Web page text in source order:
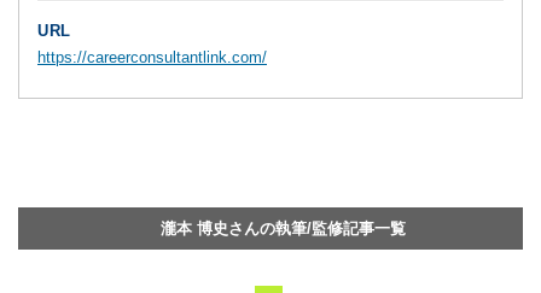
URL
https://careerconsultantlink.com/
瀧本 博史さんの執筆/監修記事一覧